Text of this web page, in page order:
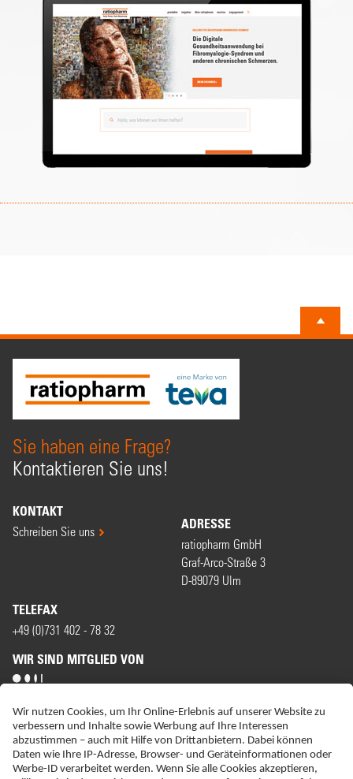
Sie haben eine Frage?
Kontaktieren Sie uns!
KONTAKT
Schreiben Sie uns ADRESSE
ratiopharm GmbH
Graf-Arco-Straße 3
D-89079 Ulm
TELEFAX
+49 (0)731 402 - 78 32
WIR SIND MITGLIED VON
ERKLÄRUNG ZUR BARRIEREFREIHEIT
IMPRESSUM